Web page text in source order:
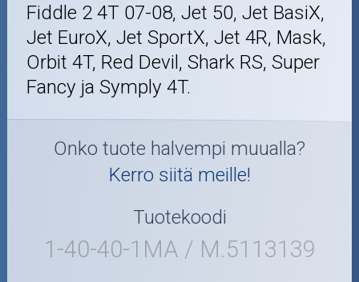
Fiddle 2 4T 07-08, Jet 50, Jet BasiX,
Jet EuroX, Jet SportX, Jet 4R, Mask,
Orbit 4T, Red Devil, Shark RS, Super
Fancy ja Symply 4T.
Onko tuote halvempi muualla?
Kerro siitä meille!
Tuotekoodi
1-40-40-1MA / M.5113139